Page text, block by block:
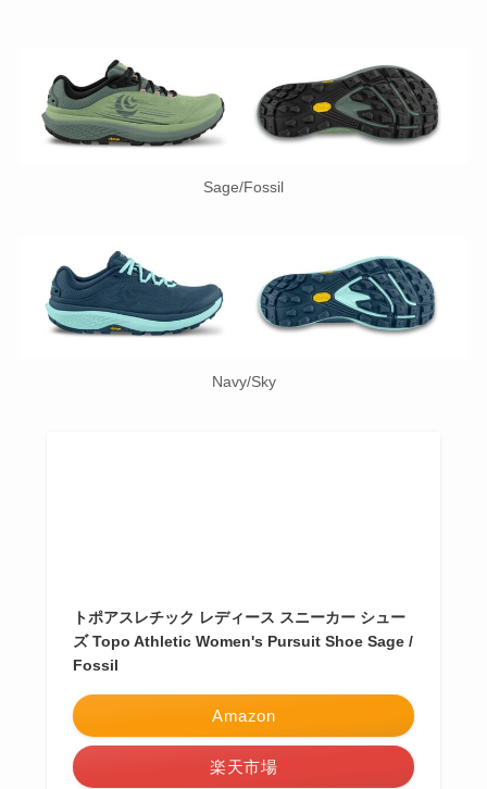
Sage/Fossil
Navy/Sky
トポアスレチック レディース スニーカー シュー
ズ Topo Athletic Women's Pursuit Shoe Sage /
Fossil
Amazon
楽天市場